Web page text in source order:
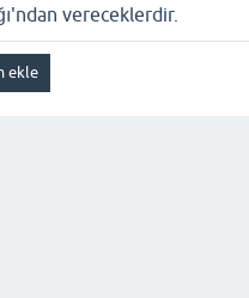
vereceklerdir.